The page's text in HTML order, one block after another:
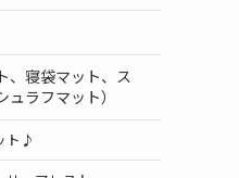
、寝袋マット、ス
ラフマット）
ト♪